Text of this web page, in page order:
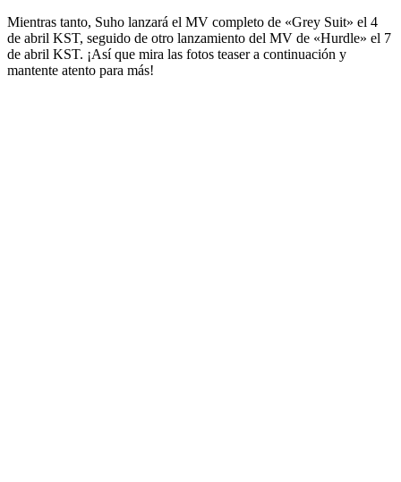
Mientras tanto, Suho lanzará el MV completo de «Grey Suit» el 4
de abril KST, seguido de otro lanzamiento del MV de «Hurdle» el 7
de abril KST. ¡Así que mira las fotos teaser a continuación y
mantente atento para más!